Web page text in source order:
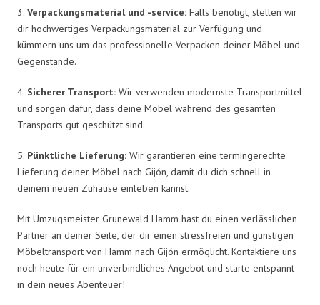
3. Verpackungsmaterial und -service: Falls benötigt, stellen wir
dir hochwertiges Verpackungsmaterial zur Verfügung und
kümmern uns um das professionelle Verpacken deiner Möbel und
Gegenstände.
4. Sicherer Transport: Wir verwenden modernste Transportmittel
und sorgen dafür, dass deine Möbel während des gesamten
Transports gut geschützt sind.
5. Pünktliche Lieferung: Wir garantieren eine termingerechte
Lieferung deiner Möbel nach Gijón, damit du dich schnell in
deinem neuen Zuhause einleben kannst.
Mit Umzugsmeister Grunewald Hamm hast du einen verlässlichen
Partner an deiner Seite, der dir einen stressfreien und günstigen
Möbeltransport von Hamm nach Gijón ermöglicht. Kontaktiere uns
noch heute für ein unverbindliches Angebot und starte entspannt
in dein neues Abenteuer!